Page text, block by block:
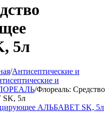
5л
/Антисептические и
и
/Флореаль: Средство
5л